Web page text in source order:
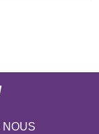
NOUS